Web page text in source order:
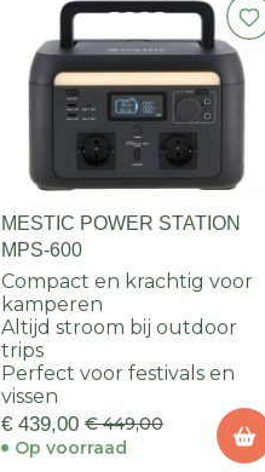
MESTIC POWER STATION
MPS-600
Compact en krachtig voor
kamperen
Altijd stroom bij outdoor
trips
Perfect voor festivals en
vissen
€ 439,00 € 449,00
Op voorraad